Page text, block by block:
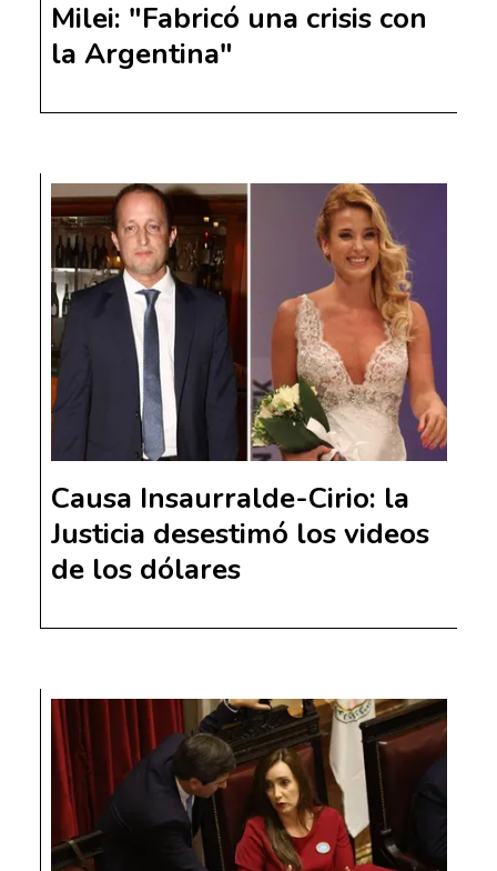
Milei: "Fabricó una crisis con
la Argentina"
Causa Insaurralde-Cirio: la
Justicia desestimó los videos
de los dólares